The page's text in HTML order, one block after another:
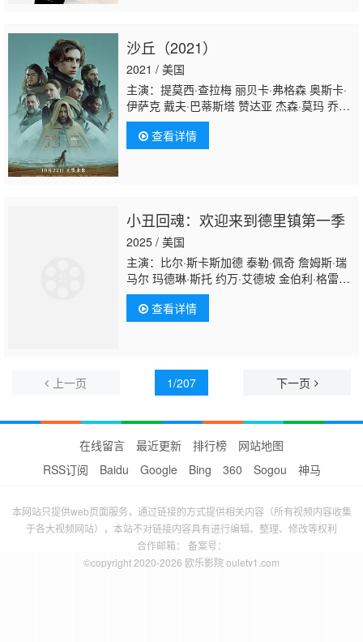
尼 约翰·雷吉扎莫 朱莉·卡夫娜 盖瑞·山德林 艾
伦·德杰尼勒斯 布赖恩·道尔 菲尔·普
沙丘（2021）
2021 / 美国
主演：提莫西·查拉梅 丽贝卡·弗格森 奥斯卡·
伊萨克 戴夫·巴蒂斯塔 赞达亚 杰森·莫玛 乔什·
布洛林 哈维尔·巴登 斯特兰·斯卡斯加德 夏洛
特·兰普林 大卫·达斯马齐连 莎伦·邓肯-布鲁斯
特 斯蒂芬·麦金利·亨德森 迈克尔·纳尔多内 张
查看详情
小丑回魂：欢迎来到德里镇第一季
2025 / 美国
主演：比尔·斯卡斯加德 泰勒·佩奇 詹姆斯·瑞
马尔 玛德琳·斯托 约万·艾德坡 金伯利·格雷
罗 彼得·奥特布里奇 泰娜·拉欣 克里斯·乔克 莫
宁斯塔·安吉琳 查德·洛克 BJ·哈里森 约书亚·奥
吉克 斯蒂芬·里德尔 托马斯·米切尔 阿莉克桑
查看详情
上一页 1/207 下一页
在线留言 最近更新 排行榜
网站地图
RSS订阅
Baidu Google Bing 360 Sogou 神马
本网站只提供web页面服务，通过链接的方式提供相关内容（所有视频内容收集
于各大视频网站），本站不对链接内容具有进行编辑、整理、修改等权利
合作邮箱： 备案号：
©copyright 2020-2026 欧乐影院 ouletv1.com